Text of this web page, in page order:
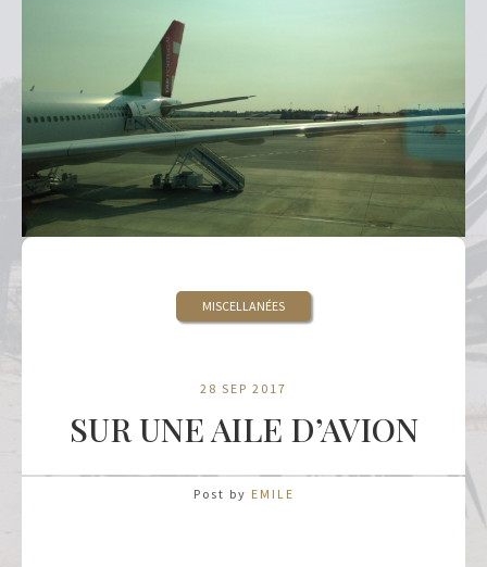
MISCELLANÉES
28 SEP 2017
SUR UNE AILE D’AVION
Post by EMILE